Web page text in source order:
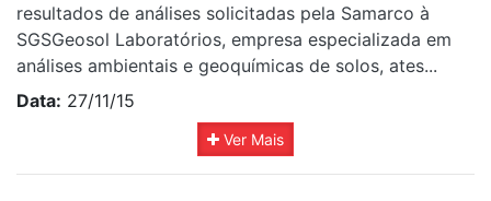
resultados de análises solicitadas pela Samarco à
SGSGeosol Laboratórios, empresa especializada em
análises ambientais e geoquímicas de solos, ates...
Data: 27/11/15
Ver Mais